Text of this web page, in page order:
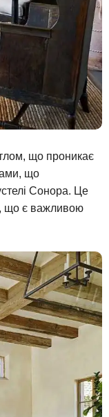
що проникає
що
Сонора. Це
що є важливою